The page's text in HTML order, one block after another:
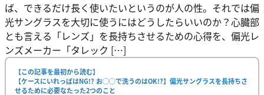
ば、できるだけ長く使いたいというのが人の性。それでは偏
光サングラスを大切に使うにはどうしたらいいのか？心臓部
とも言える「レンズ」を長持ちさせるための心得を、偏光レ
ンズメーカー「タレック […]
【この記事を最初から読む】
【ケースにいれっぱはNG!? お◯◯で洗うのはOK!?】偏光サングラスを長持ちさ
せるために必要なたった2つのこと